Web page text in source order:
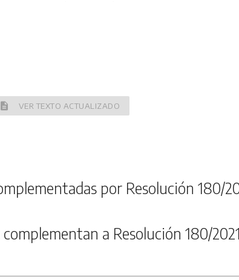
description VER TEXTO ACTUALIZADO
por Resolución 180/
a Resolución 180/2021